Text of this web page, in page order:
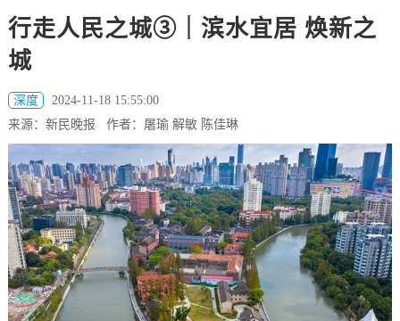
行走人民之城③｜滨水宜居 焕新之
城
深度
2024-11-18 15:55:00
来源：新民晚报 作者：屠瑜 解敏 陈佳琳